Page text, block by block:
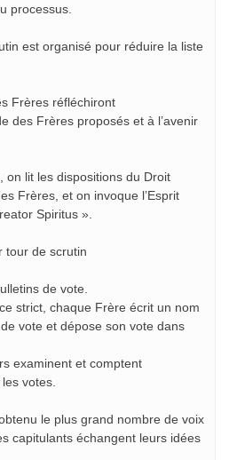
processus.
est organisé pour réduire la liste
Frères réfléchiront
des Frères proposés et à l’avenir
on lit les dispositions du Droit
Frères, et on invoque l’Esprit
Spiritus ».
tour de scrutin
de vote.
strict, chaque Frère écrit un nom
vote et dépose son vote dans
examinent et comptent
votes.
le plus grand nombre de voix
capitulants échangent leurs idées